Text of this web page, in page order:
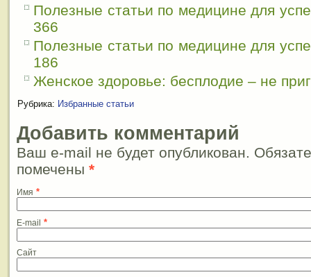
Полезные статьи по медицине для
366
Полезные статьи по медицине для
186
Женское здоровье: бесплодие – не
Рубрика: Избранные статьи
Добавить комментарий
Ваш e-mail не будет опубликован.
помечены *
Имя *
E-mail *
Сайт